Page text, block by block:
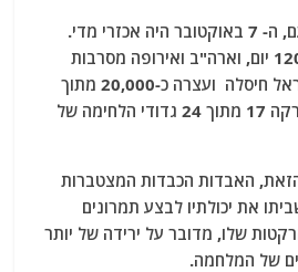
אך זה לא עבד להם הפעם, ה- 7 באוקטובר היה אכזרי מדי.
למלחמה הזו חלפו להם 120 יום, וארה"ב ואירופה מסרבות
לקרוא להפסקת אש. ישראל חיסלה ועצרה כ-20,000 מתוך
30,000 אנשי חמאס ופירקה 17 מתוך 24 גדודי הלחימה של
האבדות הכבדות המצטברות
את יכולתיו לבצע תמרונים
שלו, מדובר על ירידה של יותר